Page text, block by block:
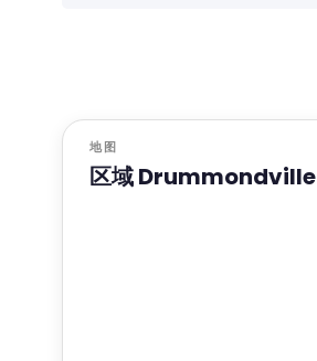
地图
区域 Drummondville